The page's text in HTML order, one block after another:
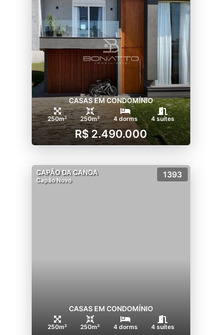
CASAS EM CONDOMÍNIO
250m² 250m² 4 dorms 4 suítes
R$ 2.490.000
CAPÃO DA CANOA
Capão Novo
1393
CASAS EM CONDOMÍNIO
250m² 250m² 4 dorms 4 suítes